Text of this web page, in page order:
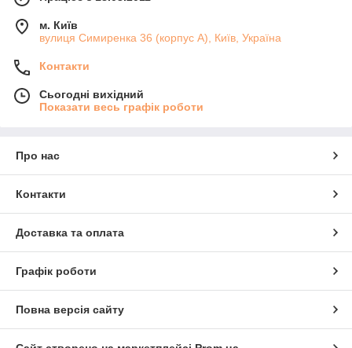
м. Київ
вулиця Симиренка 36 (корпус А), Київ, Україна
Контакти
Сьогодні вихідний
Показати весь графік роботи
Про нас
Контакти
Доставка та оплата
Графік роботи
Повна версія сайту